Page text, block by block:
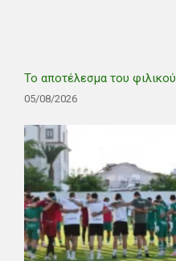
Το αποτέλεσμα του φιλικού
05/08/2026